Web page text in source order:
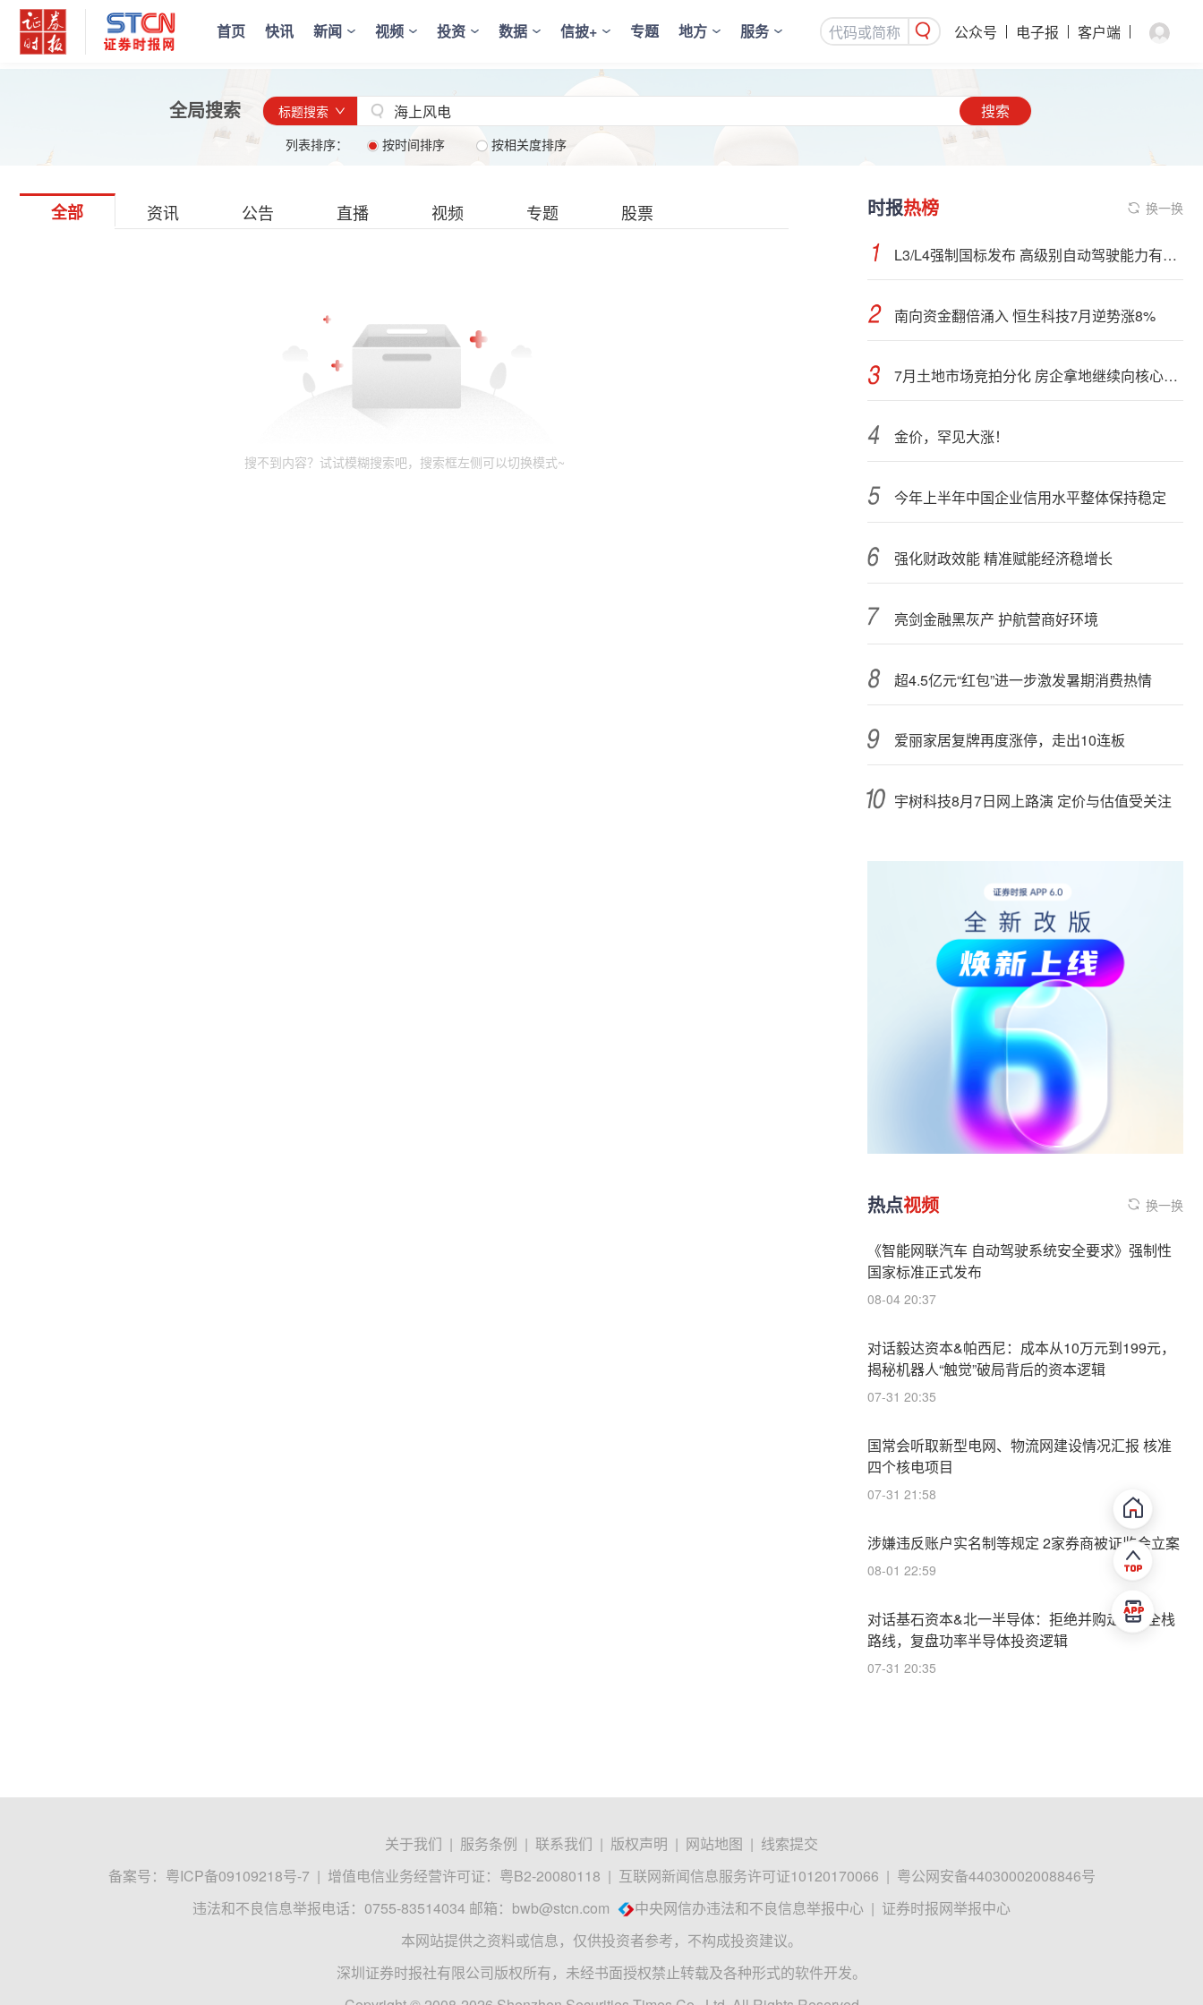
首页 快讯 新闻 视频 投资 数据 信披+ 专题 地方 服务 公众号 电子报 客户端
全局搜索 标题搜索 搜索
列表排序： 按时间排序 按相关度排序
全部 资讯 公告 直播 视频 专题 股票
搜不到内容？试试模糊搜索吧，搜索框左侧可以切换模式~
时报热榜 换一换
L3/L4强制国标发布 高级别自动驾驶能力有望看齐“老司机”
南向资金翻倍涌入 恒生科技7月逆势涨8%
7月土地市场竞拍分化 房企拿地继续向核心城市聚集
金价，罕见大涨！
今年上半年中国企业信用水平整体保持稳定
强化财政效能 精准赋能经济稳增长
亮剑金融黑灰产 护航营商好环境
超4.5亿元“红包”进一步激发暑期消费热情
爱丽家居复牌再度涨停，走出10连板
宇树科技8月7日网上路演 定价与估值受关注
热点视频 换一换
《智能网联汽车 自动驾驶系统安全要求》强制性
国家标准正式发布
08-04 20:37
对话毅达资本&帕西尼：成本从10万元到199元，
揭秘机器人“触觉”破局背后的资本逻辑
07-31 20:35
国常会听取新型电网、物流网建设情况汇报 核准
四个核电项目
07-31 21:58
涉嫌违反账户实名制等规定 2家券商被证监会立案
08-01 22:59
对话基石资本&北一半导体：拒绝并购走IDM全栈
路线，复盘功率半导体投资逻辑
07-31 20:35
关于我们 | 服务条例 | 联系我们 | 版权声明 | 网站地图 | 线索提交
备案号： 粤ICP备09109218号-7 | 增值电信业务经营许可证：粤B2-20080118 | 互联网新闻信息服务许可证10120170066 | 粤公网安备44030002008846号
违法和不良信息举报电话：0755-83514034 邮箱： bwb@stcn.com 中央网信办违法和不良信息举报中心 | 证券时报网举报中心
本网站提供之资料或信息，仅供投资者参考，不构成投资建议。
深圳证券时报社有限公司版权所有，未经书面授权禁止转载及各种形式的软件开发。